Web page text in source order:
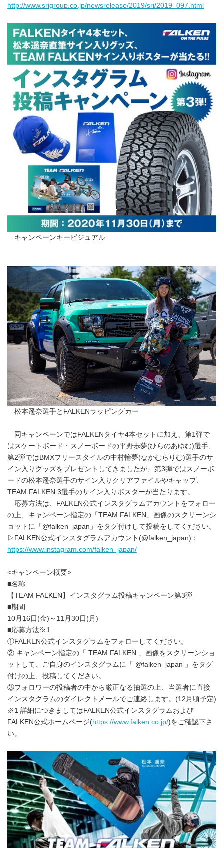
http://www.srigroup.co.jp/newsrelease/2019/sri/2019_097.html
キャンペーンキービジュアル
松本遥奈選手とFALKENラッピングカー
同キャンペーンではFALKENタイヤ4本セットに加え、第1弾で
はスケートボード・スノーボードの平野歩夢(ひらのあゆむ)選手、
第2弾ではBMXフリースタイルの中村輪夢(なかむらりむ)選手のサ
イン入りグッズをプレゼントしてきましたが、第3弾ではスノーボ
ードの松本遥奈選手のサイン入りクリアファイルやキャップ、
TEAM FALKEN 3選手のサイン入りポスターが当たります。
応募方法は、FALKEN公式インスタグラムアカウントをフォロー
の上、キャンペーン指定の「TEAM FALKEN」画像のスクリーンシ
ョットに「@falken_japan」をタグ付けして投稿をしてください。
▷FALKEN公式インスタグラムアカウント(@falken_japan)：
https://www.instagram.com/falken_japan/
<キャンペーン概要>
■名称
【TEAM FALKEN】インスタグラム投稿キャンペーン第3弾
■期間
10月16日(金)～11月30日(月)
■応募方法※1
①FALKEN公式インスタグラムをフォローしてください。
② キャンペーン指定の「 TEAM FALKEN 」画像をスクリーンショ
ットして、ご自身のインスタグラムに「 @falken_japan 」をタグ
付けの上、投稿してください。
③フォロワーの投稿者の中から厳正なる抽選の上、当選者に直接
インスタグラムのダイレクトメールでご連絡します。(12月頃予定)
※1 詳細につきましてはFALKEN公式インスタグラムおよび
FALKEN公式ホームページ(https://www.falken.co.jp/)をご確認下さ
い。